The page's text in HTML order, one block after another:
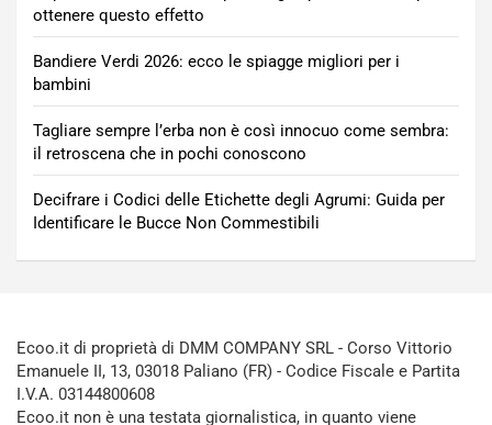
ottenere questo effetto
Bandiere Verdi 2026: ecco le spiagge migliori per i
bambini
Tagliare sempre l’erba non è così innocuo come sembra:
il retroscena che in pochi conoscono
Decifrare i Codici delle Etichette degli Agrumi: Guida per
Identificare le Bucce Non Commestibili
Ecoo.it di proprietà di DMM COMPANY SRL - Corso Vittorio
Emanuele II, 13, 03018 Paliano (FR) - Codice Fiscale e Partita
I.V.A. 03144800608
Ecoo.it non è una testata giornalistica, in quanto viene